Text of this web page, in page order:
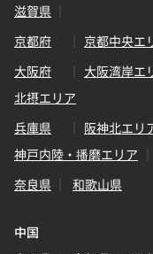
滋賀県
京都府
京都中央エ
大阪府
大阪湾岸エ
北摂エリア
兵庫県
阪神北エリ
神戸内陸・播磨エリア
奈良県
和歌山県
中国